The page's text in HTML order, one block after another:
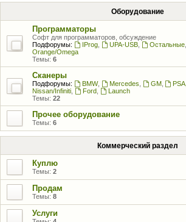
Оборудование
Программаторы
Софт для программаторов, обсуждение
Подфорумы:
IProg, UPA-USB, Остальные,
Orange/Omega
Темы: 6
Сканеры
Подфорумы: BMW, Mercedes GM, PSA
Nissan/Infiniti
Ford,
Launch
Темы: 22
Прочее оборудование
Темы: 6
Коммерческий раздел
Куплю
Темы: 2
Продам
Темы: 8
Услуги